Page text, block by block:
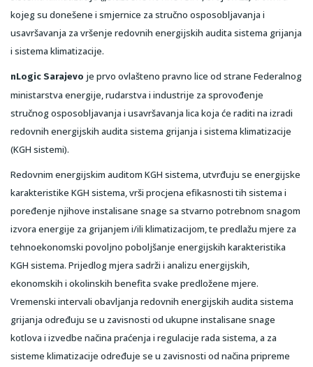
kojeg su donešene i smjernice za stručno osposobljavanja i
usavršavanja za vršenje redovnih energijskih audita sistema grijanja
i sistema klimatizacije.
nLogic Sarajevo je prvo ovlašteno pravno lice od strane Federalnog
ministarstva energije, rudarstva i industrije za sprovođenje
stručnog osposobljavanja i usavršavanja lica koja će raditi na izradi
redovnih energijskih audita sistema grijanja i sistema klimatizacije
(KGH sistemi).
Redovnim energijskim auditom KGH sistema, utvrđuju se energijske
karakteristike KGH sistema, vrši procjena efikasnosti tih sistema i
poređenje njihove instalisane snage sa stvarno potrebnom snagom
izvora energije za grijanjem i/ili klimatizacijom, te predlažu mjere za
tehnoekonomski povoljno poboljšanje energijskih karakteristika
KGH sistema. Prijedlog mjera sadrži i analizu energijskih,
ekonomskih i okolinskih benefita svake predložene mjere.
Vremenski intervali obavljanja redovnih energijskih audita sistema
grijanja određuju se u zavisnosti od ukupne instalisane snage
kotlova i izvedbe načina praćenja i regulacije rada sistema, a za
sisteme klimatizacije određuje se u zavisnosti od načina pripreme